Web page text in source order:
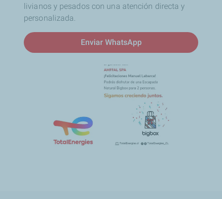
livianos y pesados con una atención directa y
personalizada.
Enviar WhatsApp